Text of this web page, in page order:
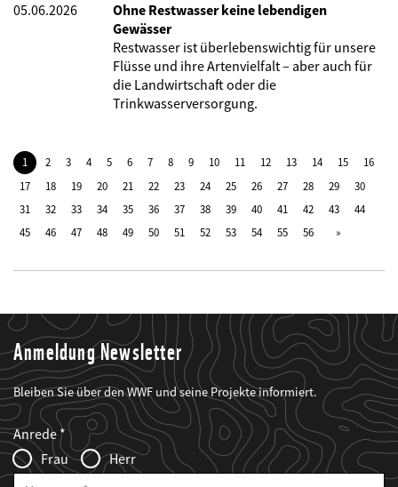
05.06.2026
Ohne Restwasser keine lebendigen
Gewässer
Restwasser ist überlebenswichtig für unsere
Flüsse und ihre Artenvielfalt – aber auch für
die Landwirtschaft oder die
Trinkwasserversorgung.
1 2 3 4 5 6 7 8 9 10 11 12 13 14 15
16
17
18 19 20 21 22 23 24 25 26 27 28 29
30
31
32 33 34 35 36 37 38 39 40 41 42 43
44
45
46 47 48 49 50 51 52 53 54 55 56
Anmeldung Newsletter
Bleiben Sie über den WWF und seine Projekte informiert.
Web2Case
Infofelder
Fieldset
anrede_name
Anrede
Frau
Herr